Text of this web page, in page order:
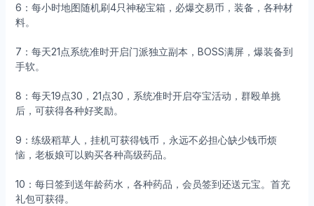
6：每小时地图随机刷4只神秘宝箱，必爆交易币，装备，各种材
料。
7：每天21点系统准时开启门派独立副本，BOSS满屏，爆装备到
手软。
8：每天19点30，21点30，系统准时开启夺宝活动，群殴单挑
后，可获得各种好奖励。
9：练级稻草人，挂机可获得钱币，永远不必担心缺少钱币烦
恼，老板娘可以购买各种高级药品。
10：每日签到送年龄药水，各种药品，会员签到还送元宝。首充
礼包可获得。